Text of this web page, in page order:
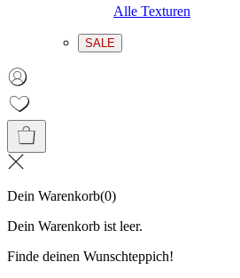
Alle Texturen
SALE
Dein Warenkorb(0)
Dein Warenkorb ist leer.
Finde deinen Wunschteppich!